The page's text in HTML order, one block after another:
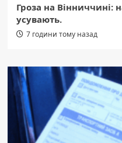
Гроза на Вінниччині:
усувають.
7 години тому назад